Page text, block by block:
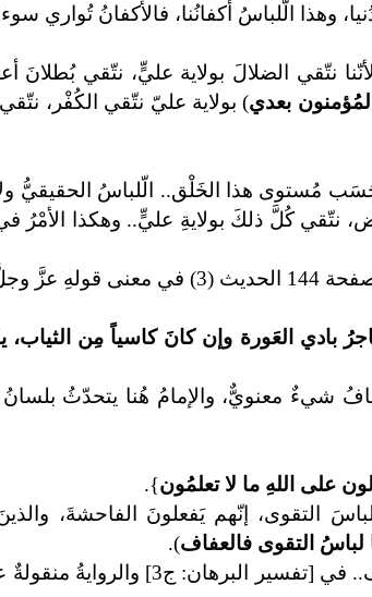
وهذا الّلباسُ أكفانُنا، فالأكفانُ تُواري
نتّقي الضلالَ بولاية عليٍّ، نتّقي بُطلانَ
بعدي) بولاية عليّ نتّقي الكُفْر،
مُستوى هذا الخَلْق.. الّلباسُ الحقيقيُّ
نتّقي كُلَّ ذلكَ بولايةِ عليٍّ.. وهكذا الأمْرُ
بادي العَورة وإن كانَ كاسياً مِن الثياب،
شيءٌ معنويٌّ، والإمامُ هُنا يتحدّثُ بلسانُ
على اللهِ ما لا تعلمُون}
.
التقوى، إنّهم يَفعلونَ الفاحشةَ،
لباسُ التقوى فالعفاف)
.
وقفة عند ما جاء عن العترة الطاهرة في معنى الآية 28 بعد البسملة مِن سُورة الأعراف.. في